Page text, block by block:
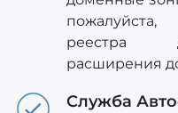
реестра
расширения
Служба